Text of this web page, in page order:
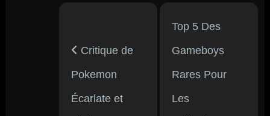
Critique de
Pokemon
Écarlate et
Top 5 Des
Gameboys
Rares Pour
Les